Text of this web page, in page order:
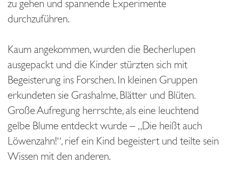
zu gehen und spannende Experimente
durchzuführen.
Kaum angekommen, wurden die Becherlupen
ausgepackt und die Kinder stürzten sich mit
Begeisterung ins Forschen. In kleinen Gruppen
erkundeten sie Grashalme, Blätter und Blüten.
Große Aufregung herrschte, als eine leuchtend
gelbe Blume entdeckt wurde – „Die heißt auch
Löwenzahn!“, rief ein Kind begeistert und teilte sein
Wissen mit den anderen.